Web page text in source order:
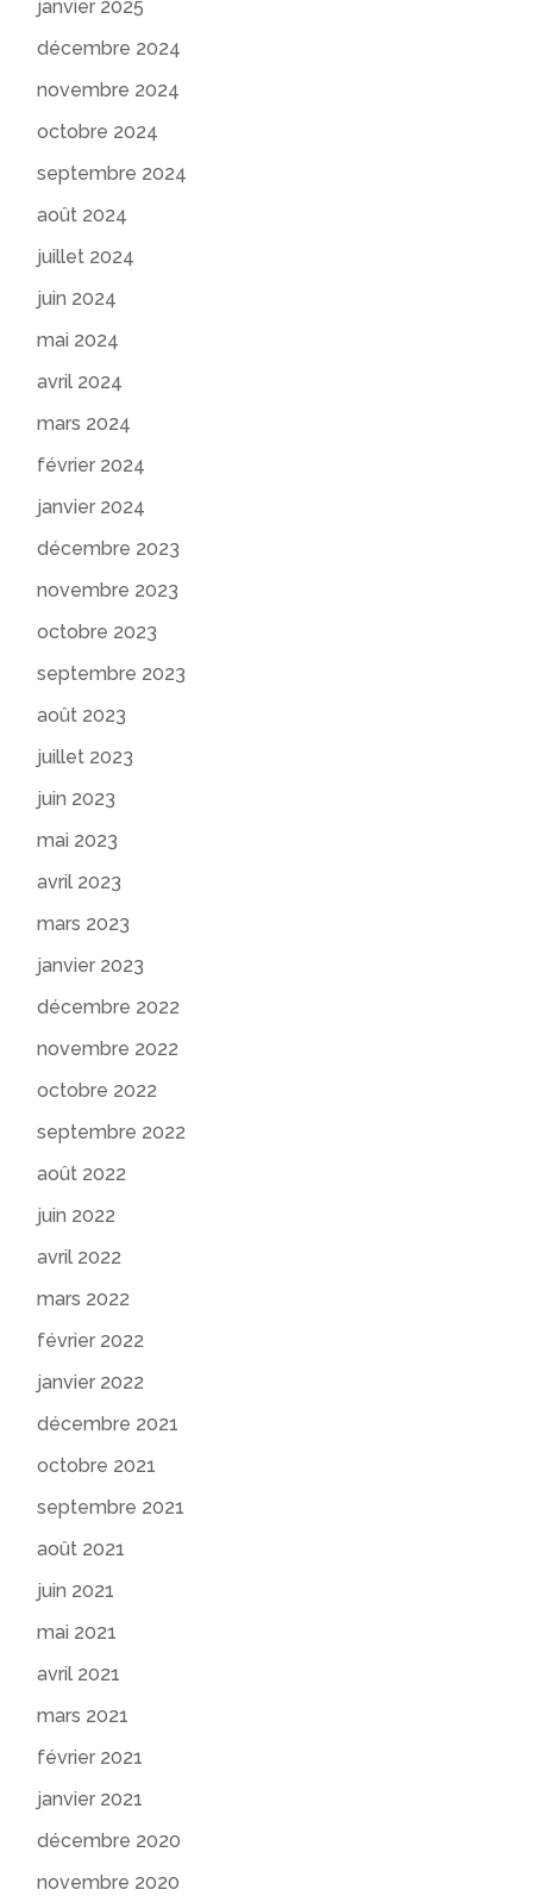
janvier 2025
décembre 2024
novembre 2024
octobre 2024
septembre 2024
août 2024
juillet 2024
juin 2024
mai 2024
avril 2024
mars 2024
février 2024
janvier 2024
décembre 2023
novembre 2023
octobre 2023
septembre 2023
août 2023
juillet 2023
juin 2023
mai 2023
avril 2023
mars 2023
janvier 2023
décembre 2022
novembre 2022
octobre 2022
septembre 2022
août 2022
juin 2022
avril 2022
mars 2022
février 2022
janvier 2022
décembre 2021
octobre 2021
septembre 2021
août 2021
juin 2021
mai 2021
avril 2021
mars 2021
février 2021
janvier 2021
décembre 2020
novembre 2020